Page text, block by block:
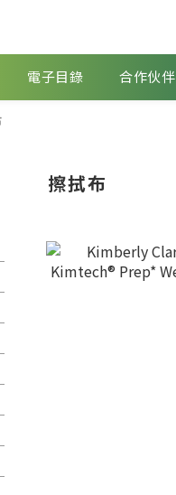
電子目錄 合作伙伴
擦拭布